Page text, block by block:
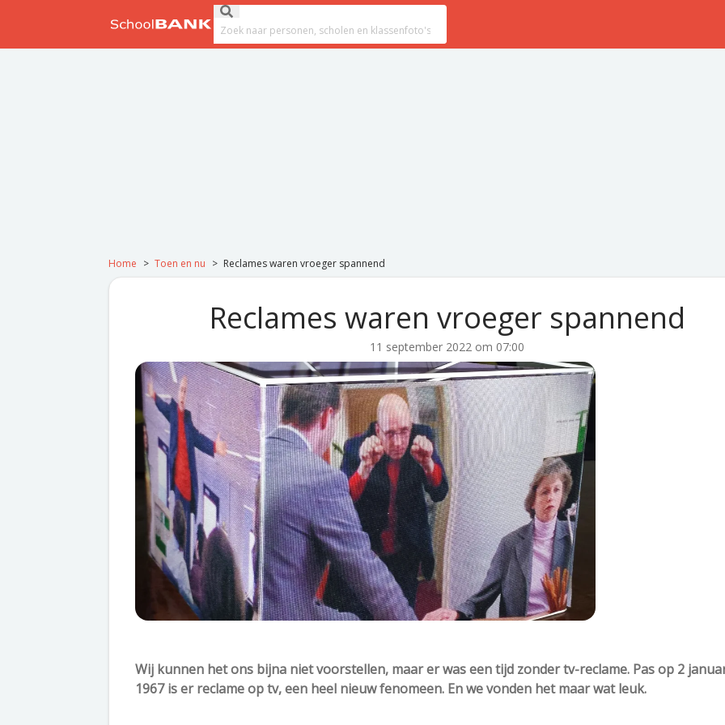
Submit search
Search field
Home > Toen en nu > Reclames waren vroeger spannend
Reclames waren vroeger spannend
11 september 2022 om 07:00
Wij kunnen het ons bijna niet voorstellen, maar er was een tijd zonder tv-reclame. Pas op 2
1967 is er reclame op tv, een heel nieuw fenomeen. En we vonden het maar wat leuk.